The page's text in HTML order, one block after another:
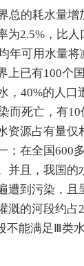
总的耗水量
为2.5%，比人
年可用水量将
上已有100个
，40%的人口
而死亡，有
资源占有量仅
；在全国600
并且，我国的
遭到污染，且
溉的河段约占
不能满足Ⅲ类